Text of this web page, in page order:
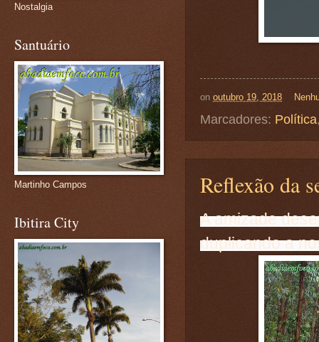
on outubro 19, 2018
Marcadores: Política
Reflexão da
A amizade
duplicando a
Nostalgia
Santuário
Martinho Campos
Ibitira City